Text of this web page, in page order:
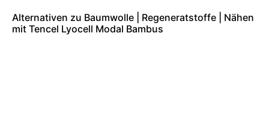
Alternativen zu Baumwolle | Regeneratstoffe | Nähen
mit Tencel Lyocell Modal Bambus